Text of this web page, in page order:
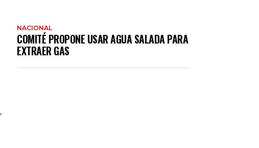
,
NACIONAL
COMITÉ PROPONE USAR AGUA SALADA PARA
EXTRAER GAS